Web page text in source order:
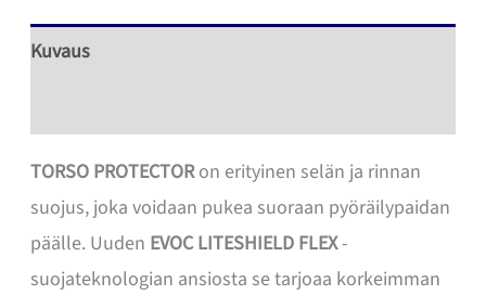
Kuvaus
TORSO PROTECTORon erityinen selän ja rinnan
suojus, joka voidaan pukea suoraan pyöräilypaidan
päälle. Uuden EVOC LITESHIELD FLEX-
suojateknologian ansiosta se tarjoaa korkeimman